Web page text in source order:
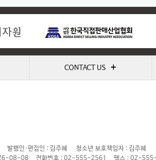
CONTACT US +
발행인·편집인 : 김주혜
청소년 보호책임자 : 김주혜
08-08 전화번호 : 02-555-2561 팩스 : 02-